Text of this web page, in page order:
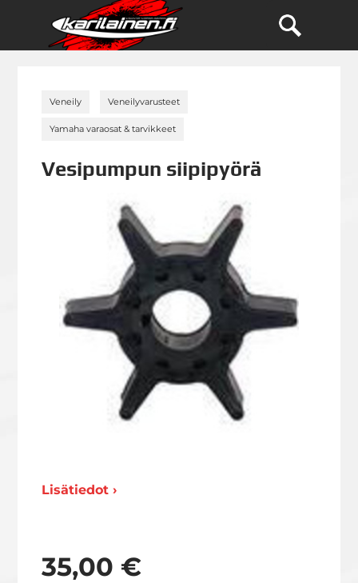
Veneily Veneilyvarusteet
Yamaha varaosat & tarvikkeet
Vesipumpun siipipyörä
Lisätiedot ›
35,00 €